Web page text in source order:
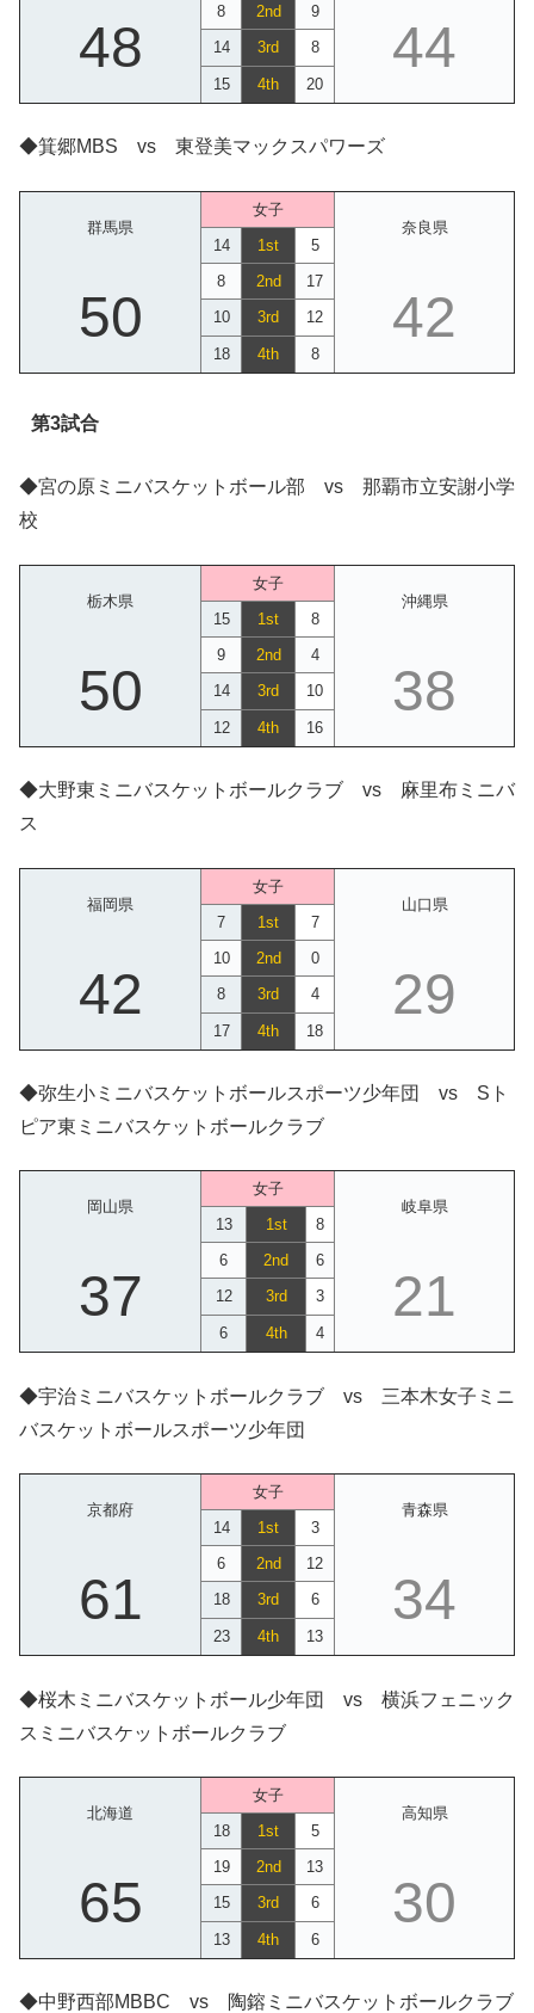
48
8 2nd 9
44
14 3rd 8
15 4th 20
◆箕郷MBS vs 東登美マックスパワーズ
群馬県
女子
奈良県
14
1st 5
50
8 2nd 17
42
10 3rd 12
18 4th 8
第3試合
◆宮の原ミニバスケットボール部 vs 那覇市立安謝小学
校
栃木県
女子
沖縄県
15
1st 8
50
9 2nd 4
38
14 3rd 10
12 4th 16
◆大野東ミニバスケットボールクラブ vs 麻里布ミニバ
ス
福岡県
女子
山口県
7
1st 7
42
10 2nd 0
29
8 3rd 4
17 4th 18
◆弥生小ミニバスケットボールスポーツ少年団 vs Sト
ピア東ミニバスケットボールクラブ
岡山県
女子
岐阜県
13
1st 8
37
6 2nd 6
21
12 3rd 3
6 4th 4
◆宇治ミニバスケットボールクラブ vs 三本木女子ミニ
バスケットボールスポーツ少年団
京都府
女子
青森県
14
1st 3
61
6 2nd 12
34
18 3rd 6
23 4th 13
◆桜木ミニバスケットボール少年団 vs 横浜フェニック
スミニバスケットボールクラブ
北海道
女子
高知県
18
1st 5
65
19 2nd 13
30
15 3rd 6
13 4th 6
◆中野西部MBBC vs 陶鎔ミニバスケットボールクラブ